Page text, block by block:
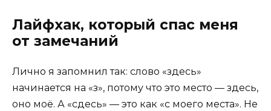
Лайфхак, который спас меня
от замечаний
Лично я запомнил так: слово «здесь»
начинается на «з», потому что это место — здесь,
оно моё. А «сдесь» — это как «с моего места». Не